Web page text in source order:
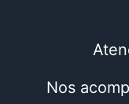
Nos